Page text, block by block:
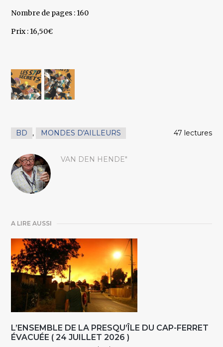
Nombre de pages : 160
Prix : 16,50€
BD , MONDES D'AILLEURS 47 lectures
VAN DEN HENDE"
A LIRE AUSSI
L’ENSEMBLE DE LA PRESQU’ÎLE DU CAP-FERRET
ÉVACUÉE ( 24 JUILLET 2026 )